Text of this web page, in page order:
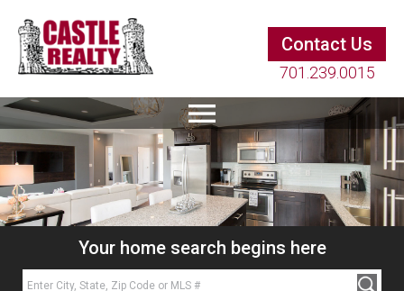
Contact Us
701.239.0015
Your home search begins here